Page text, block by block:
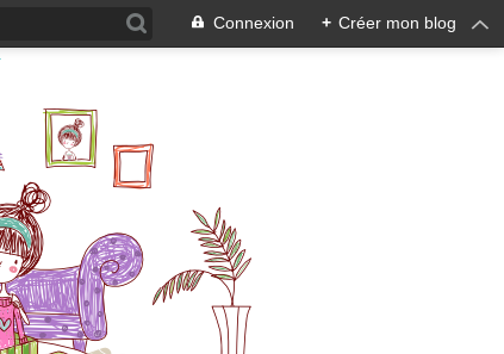
Connexion + Créer mon blog